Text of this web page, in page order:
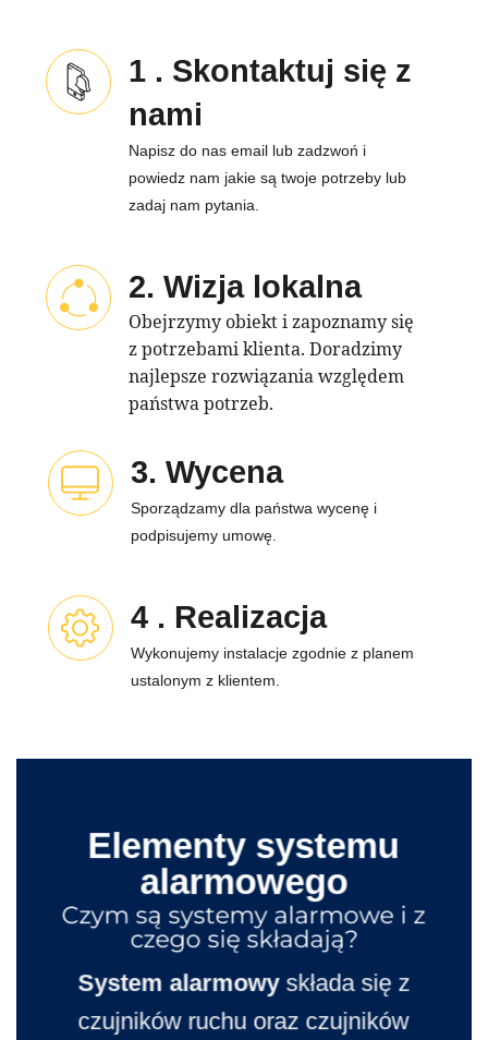
1 . Skontaktuj się z
nami
Napisz do nas email lub zadzwoń i
powiedz nam jakie są twoje potrzeby lub
zadaj nam pytania.
2. Wizja lokalna
Obejrzymy obiekt i zapoznamy się
z potrzebami klienta. Doradzimy
najlepsze rozwiązania względem
państwa potrzeb.
3. Wycena
Sporządzamy dla państwa wycenę i
podpisujemy umowę.
4 . Realizacja
Wykonujemy instalacje zgodnie z planem
ustalonym z klientem.
Elementy systemu
alarmowego
Czym są systemy alarmowe i z
czego się składają?
System alarmowyskłada się z
czujników ruchu oraz czujników